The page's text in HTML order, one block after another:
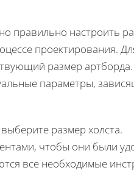
правильно настроить
проектирования.
размер
параметры,
размер холста.
чтобы они были
все необходимые